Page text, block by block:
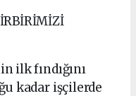
ilk fındığını
kadar işçilerde